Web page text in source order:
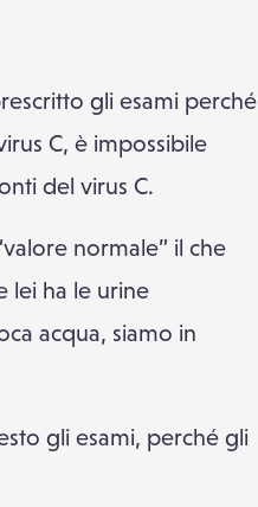
gli esami perché
C, è impossibile
del virus C.
normale” il che
lei ha le urine
acqua, siamo in
gli esami, perché gli